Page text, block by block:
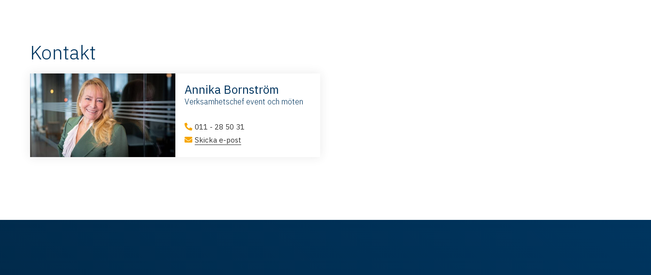
Kontakt
Annika Bornström
Verksamhetschef event och möten
011 - 28 50 31
Skicka e-post